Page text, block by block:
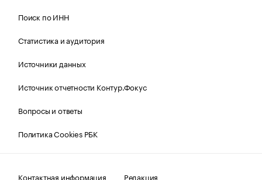
Поиск по ИНН
Статистика и аудитория
Источники данных
Источник отчетности Контур.Фокус
Вопросы и ответы
Политика Cookies РБК
Контактная информация Редакция